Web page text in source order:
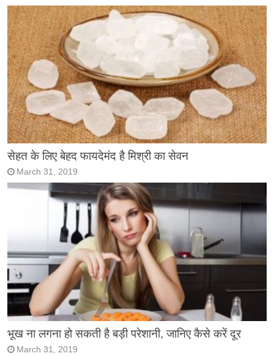
सेहत के लिए बेहद फायदेमंद है मिश्री का सेवन
March 31, 2019
भूख ना लगना हो सकती है बड़ी परेशानी, जानिए कैसे करें दूर
March 31, 2019